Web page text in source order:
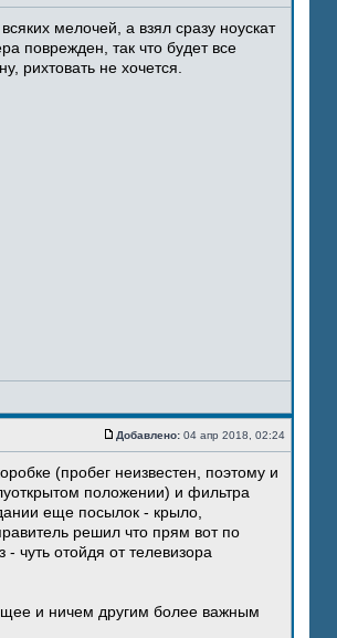
мелочей, а взял сразу ноускат
поврежден, так что будет все
рихтовать не хочется.
Добавлено: 04 апр 2018, 02:24
(пробег неизвестен, поэтому и
положении) и фильтра
еще посылок - крыло,
решил что прям вот по
чуть отойдя от телевизора
и ничем другим более важным